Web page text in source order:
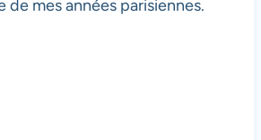
de mes années parisiennes.